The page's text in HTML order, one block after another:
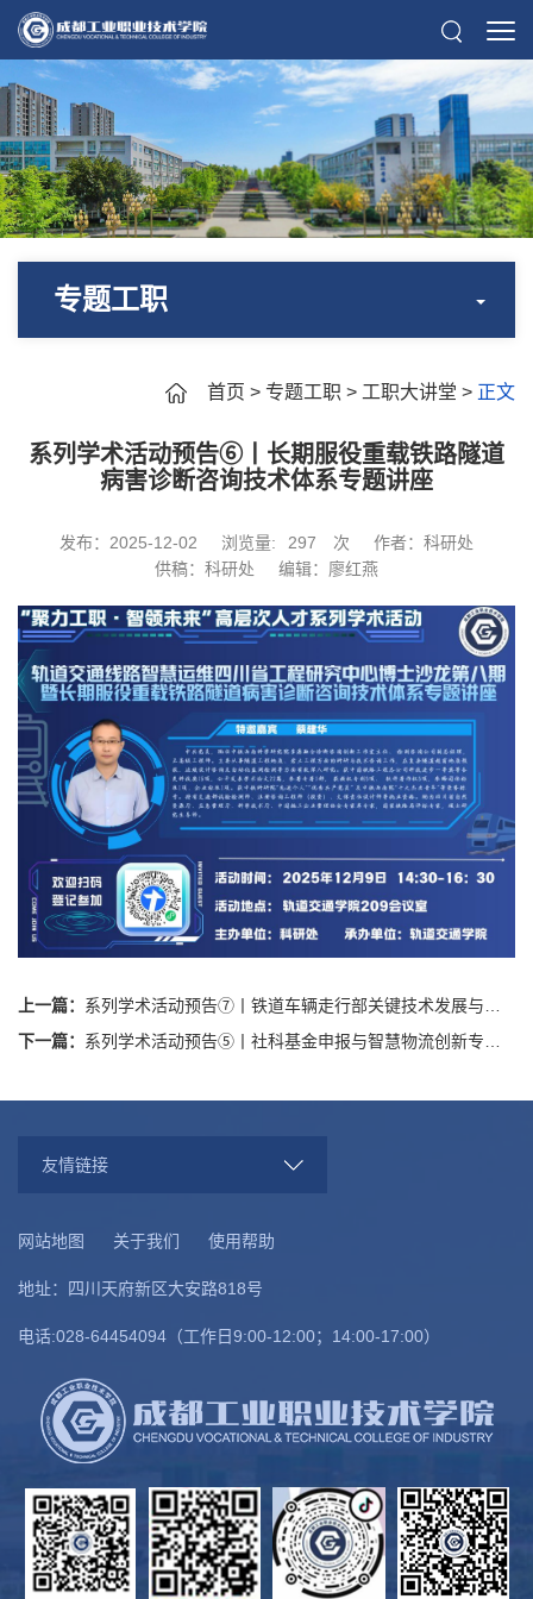
专题工职
首页 > 专题工职 > 工职大讲堂 > 正文
系列学术活动预告⑥丨长期服役重载铁路隧道
病害诊断咨询技术体系专题讲座
发布：2025-12-02 浏览量: 297 次
作者：科研处
供稿：科研处
编辑：廖红燕
上一篇： 系列学术活动预告⑦丨铁道车辆走行部关键技术发展与挑战专题讲座
下一篇： 系列学术活动预告⑤丨社科基金申报与智慧物流创新专题讲座
友情链接
网站地图 关于我们 使用帮助
地址：四川天府新区大安路818号
电话:028-64454094（工作日9:00-12:00；14:00-17:00）